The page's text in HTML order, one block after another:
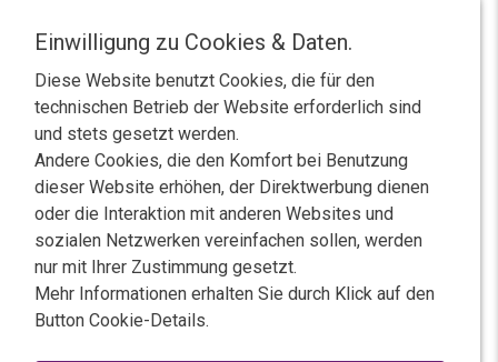
Einwilligung zu Cookies & Daten.
Diese Website benutzt Cookies, die für den
technischen Betrieb der Website erforderlich sind
und stets gesetzt werden.
Andere Cookies, die den Komfort bei Benutzung
dieser Website erhöhen, der Direktwerbung dienen
oder die Interaktion mit anderen Websites und
sozialen Netzwerken vereinfachen sollen, werden
nur mit Ihrer Zustimmung gesetzt.
Mehr Informationen erhalten Sie durch Klick auf den
Button Cookie-Details.